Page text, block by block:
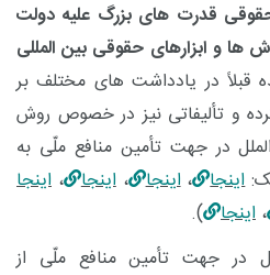
قدرت های بزرگ علیه دولت
ها و ابزارهای حقوقی بین المللی
قبلاً در یادداشت های مختلف بر
و تألیفاتی نیز در خصوص روش
در جهت تأمین منافع ملّی به
اینجا ،اینجا ،اینجا ، اینجا
، اینجا ).
در جهت تأمین منافع ملّی از